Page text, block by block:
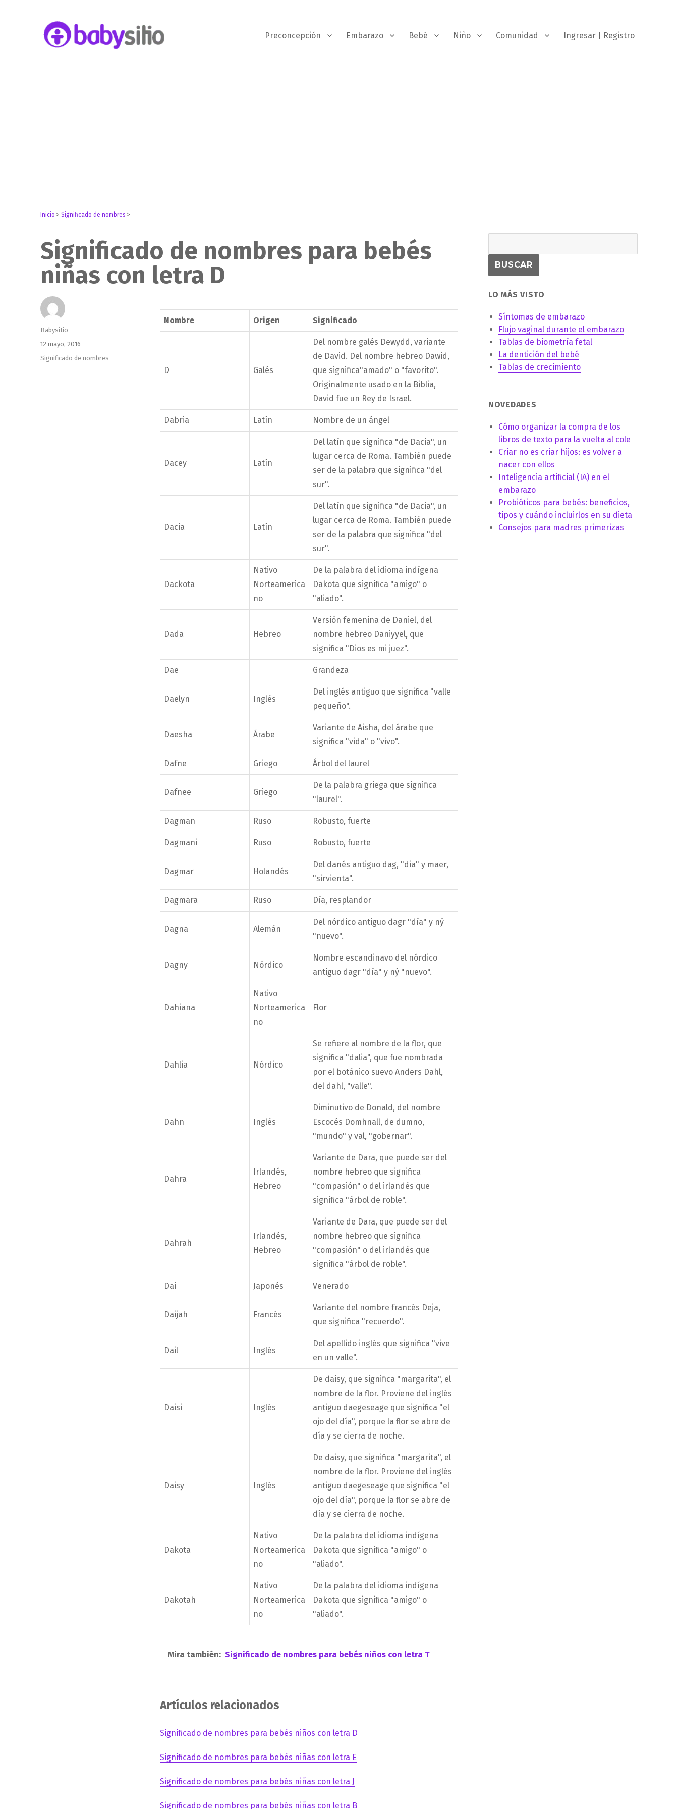
Preconcepción Embarazo Bebé Niño Comunidad Ingresar | Registro
Inicio >Significado de nombres >
Significado de nombres para bebés
niñas con letra D
Nombre Origen Significado
D Galés
Del nombre galés Dewydd, variante
de David. Del nombre hebreo Dawid,
que significa"amado" o "favorito".
Originalmente usado en la Biblia,
David fue un Rey de Israel.
Dabria Latín Nombre de un ángel
Dacey Latín
Del latín que significa "de Dacia", un
lugar cerca de Roma. También puede
ser de la palabra que significa "del
sur".
Dacia Latín
Del latín que significa "de Dacia", un
lugar cerca de Roma. También puede
ser de la palabra que significa "del
sur".
Dackota
Nativo
Norteamerica
no
De la palabra del idioma indígena
Dakota que significa "amigo" o
"aliado".
Dada Hebreo
Versión femenina de Daniel, del
nombre hebreo Daniyyel, que
significa "Dios es mi juez".
Dae Grandeza
Daelyn Inglés
Del inglés antiguo que significa "valle
pequeño".
Daesha Árabe
Variante de Aisha, del árabe que
significa "vida" o "vivo".
Dafne Griego Árbol del laurel
Dafnee Griego
De la palabra griega que significa
"laurel".
Dagman Ruso Robusto, fuerte
Dagmani Ruso Robusto, fuerte
Dagmar Holandés
Del danés antiguo dag, "dia" y maer,
"sirvienta".
Dagmara Ruso Día, resplandor
Dagna Alemán
Del nórdico antiguo dagr "día" y ný
"nuevo".
Dagny Nórdico
Nombre escandinavo del nórdico
antiguo dagr "día" y ný "nuevo".
Dahiana
Nativo
Norteamerica
no
Flor
Dahlia Nórdico
Se refiere al nombre de la flor, que
significa "dalia", que fue nombrada
por el botánico suevo Anders Dahl,
del dahl, "valle".
Dahn Inglés
Diminutivo de Donald, del nombre
Escocés Domhnall, de dumno,
"mundo" y val, "gobernar".
Dahra
Irlandés,
Hebreo
Variante de Dara, que puede ser del
nombre hebreo que significa
"compasión" o del irlandés que
significa "árbol de roble".
Dahrah
Irlandés,
Hebreo
Variante de Dara, que puede ser del
nombre hebreo que significa
"compasión" o del irlandés que
significa "árbol de roble".
Dai Japonés Venerado
Daijah Francés
Variante del nombre francés Deja,
que significa "recuerdo".
Dail Inglés
Del apellido inglés que significa "vive
en un valle".
Daisi Inglés
De daisy, que significa "margarita", el
nombre de la flor. Proviene del inglés
antiguo daegeseage que significa "el
ojo del día", porque la flor se abre de
día y se cierra de noche.
Daisy Inglés
De daisy, que significa "margarita", el
nombre de la flor. Proviene del inglés
antiguo daegeseage que significa "el
ojo del día", porque la flor se abre de
día y se cierra de noche.
Dakota
Nativo
Norteamerica
no
De la palabra del idioma indígena
Dakota que significa "amigo" o
"aliado".
Dakotah
Nativo
Norteamerica
no
De la palabra del idioma indígena
Dakota que significa "amigo" o
"aliado".
Mira también: Significado de nombres para bebés niños con letra T
Artículos relacionados
Significado de nombres para bebés niños con letra D
Significado de nombres para bebés niñas con letra E
Significado de nombres para bebés niñas con letra J
Significado de nombres para bebés niñas con letra B
Autor
Babysitio
Publicado
el
12 mayo, 2016
Categorías
Significado de nombres
LO MÁS VISTO
Síntomas de embarazo
Flujo vaginal durante el embarazo
Tablas de biometría fetal
La dentición del bebé
Tablas de crecimiento
NOVEDADES
Cómo organizar la compra de los
libros de texto para la vuelta al cole
Criar no es criar hijos: es volver a
nacer con ellos
Inteligencia artificial (IA) en el
embarazo
Probióticos para bebés: beneficios,
tipos y cuándo incluirlos en su dieta
Consejos para madres primerizas